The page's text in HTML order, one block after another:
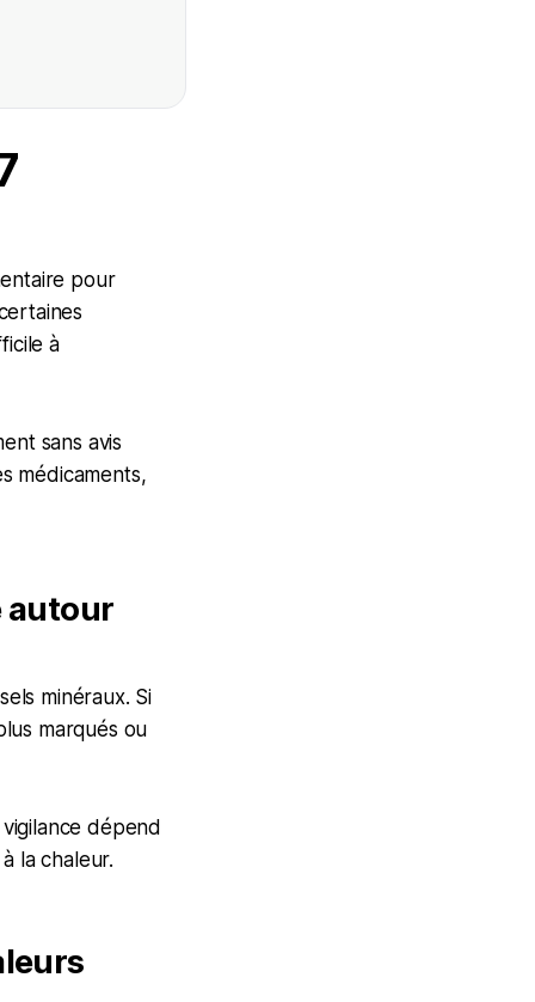
pour
à
sans avis
médicaments,
autour
minéraux. Si
marqués ou
dépend
la chaleur.